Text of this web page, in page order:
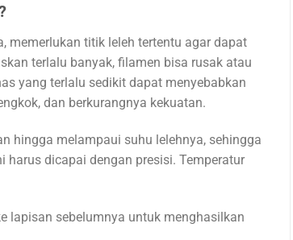
memerlukan titik leleh tertentu agar dapat
terlalu banyak, filamen bisa rusak atau
yang terlalu sedikit dapat menyebabkan
dan berkurangnya kekuatan.
hingga melampaui suhu lelehnya, sehingga
dicapai dengan presisi. Temperatur
lapisan sebelumnya untuk menghasilkan